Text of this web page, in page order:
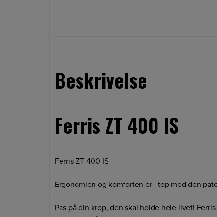
Beskrivelse
Ferris ZT 400 IS
Ferris ZT 400 IS
Ergonomien og komforten er i top med den
Pas på din krop, den skal holde hele livet!